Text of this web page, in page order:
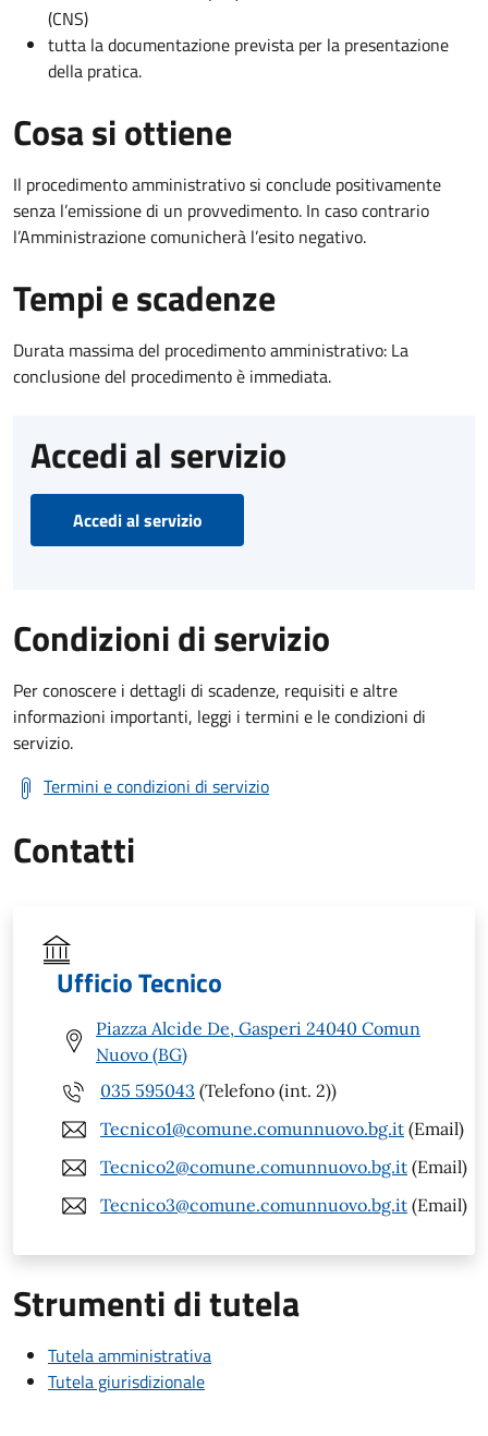
(CNS)
tutta la documentazione prevista per la presentazione
della pratica.
Cosa si ottiene
Il procedimento amministrativo si conclude positivamente
senza l’emissione di un provvedimento. In caso contrario
l’Amministrazione comunicherà l’esito negativo.
Tempi e scadenze
Durata massima del procedimento amministrativo: La
conclusione del procedimento è immediata.
Accedi al servizio
Accedi al servizio
Condizioni di servizio
Per conoscere i dettagli di scadenze, requisiti e altre
informazioni importanti, leggi i termini e le condizioni di
servizio.
Termini e condizioni di servizio
Contatti
Ufficio Tecnico
Piazza Alcide De, Gasperi 24040 Comun
Nuovo (BG)
035 595043 (Telefono (int. 2))
Tecnico1@comune.comunnuovo.bg.it (Email)
Tecnico2@comune.comunnuovo.bg.it (Email)
Tecnico3@comune.comunnuovo.bg.it (Email)
Strumenti di tutela
Tutela amministrativa
Tutela giurisdizionale